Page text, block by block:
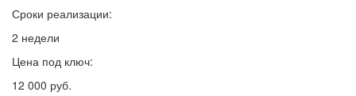
Сроки реализации:
2 недели
Цена под ключ:
12 000 руб.